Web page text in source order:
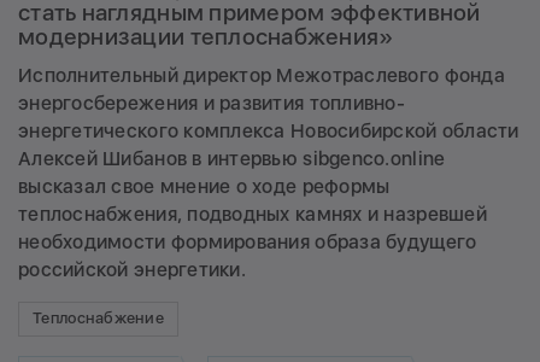
стать наглядным примером эффективной
модернизации теплоснабжения»
Исполнительный директор Межотраслевого фонда
энергосбережения и развития топливно-
энергетического комплекса Новосибирской области
Алексей Шибанов в интервью sibgenco.online
высказал свое мнение о ходе реформы
теплоснабжения, подводных камнях и назревшей
необходимости формирования образа будущего
российской энергетики.
Теплоснабжение